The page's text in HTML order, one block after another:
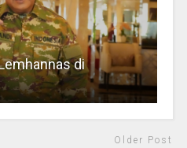
di
Older Post